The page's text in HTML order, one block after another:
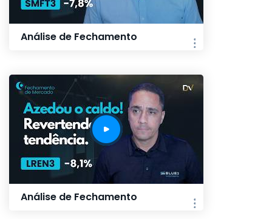
Análise de Fechamento
Análise de Fechamento